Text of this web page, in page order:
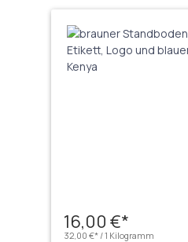
16,00 €*
32,00 €* / 1 Kilogramm